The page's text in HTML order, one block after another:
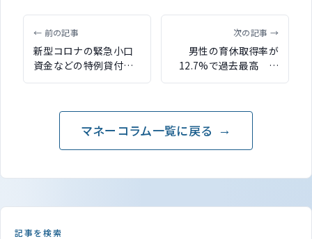
← 前の記事
新型コロナの緊急小口
資金などの特例貸付
受付が11月まで延長
次の記事 →
男性の育休取得率が
12.7%で過去最高 厚
労省「令和2年度雇用均
マネーコラム一覧に戻る
記事を検索